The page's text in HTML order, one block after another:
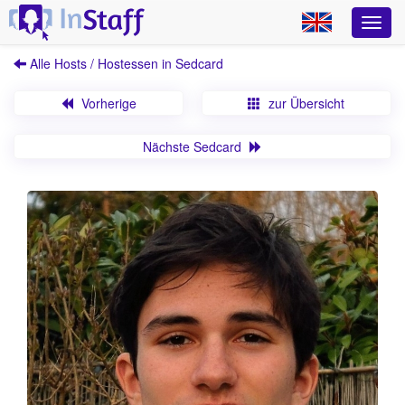
Alle Hosts / Hostessen in Sedcard
Vorherige zur Übersicht
Nächste Sedcard